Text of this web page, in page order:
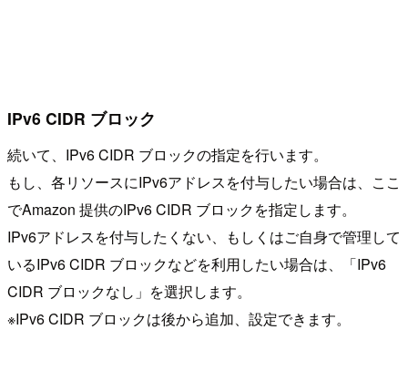
IPv6 CIDR ブロック
続いて、IPv6 CIDR ブロックの指定を行います。
もし、各リソースにIPv6アドレスを付与したい場合は、ここ
でAmazon 提供のIPv6 CIDR ブロックを指定します。
IPv6アドレスを付与したくない、もしくはご自身で管理して
いるIPv6 CIDR ブロックなどを利用したい場合は、「IPv6
CIDR ブロックなし」を選択します。
※IPv6 CIDR ブロックは後から追加、設定できます。